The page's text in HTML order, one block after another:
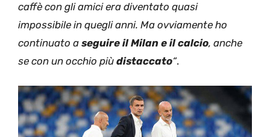
caffè con gli amici era diventato quasi
impossibile in quegli anni. Ma ovviamente ho
continuato a seguire il Milan e il calcio, anche
se con un occhio più distaccato“.